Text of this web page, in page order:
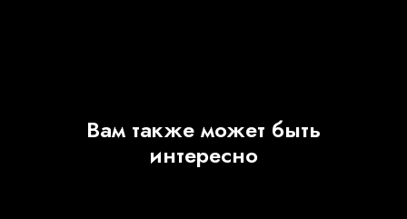
Вам также может быть
интересно